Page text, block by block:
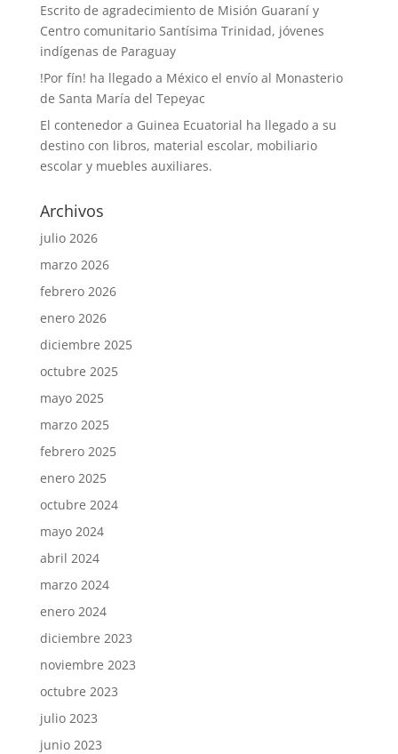
Escrito de agradecimiento de Misión Guaraní y
Centro comunitario Santísima Trinidad, jóvenes
indígenas de Paraguay
!Por fín! ha llegado a México el envío al Monasterio
de Santa María del Tepeyac
El contenedor a Guinea Ecuatorial ha llegado a su
destino con libros, material escolar, mobiliario
escolar y muebles auxiliares.
Archivos
julio 2026
marzo 2026
febrero 2026
enero 2026
diciembre 2025
octubre 2025
mayo 2025
marzo 2025
febrero 2025
enero 2025
octubre 2024
mayo 2024
abril 2024
marzo 2024
enero 2024
diciembre 2023
noviembre 2023
octubre 2023
julio 2023
junio 2023